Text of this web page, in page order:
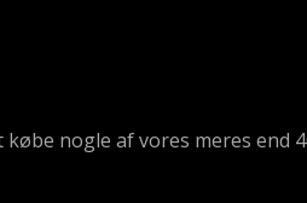
nogle af vores meres end